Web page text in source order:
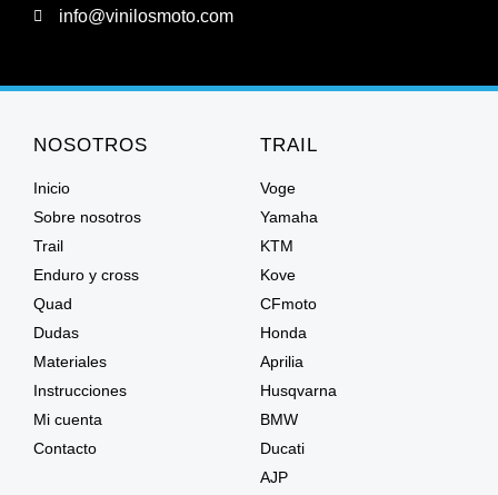
info@vinilosmoto.com
NOSOTROS
Inicio
Sobre nosotros
Trail
Enduro y cross
Quad
Dudas
Materiales
Instrucciones
Mi cuenta
Contacto
TRAIL
Voge
Yamaha
KTM
Kove
CFmoto
Honda
Aprilia
Husqvarna
BMW
Ducati
AJP